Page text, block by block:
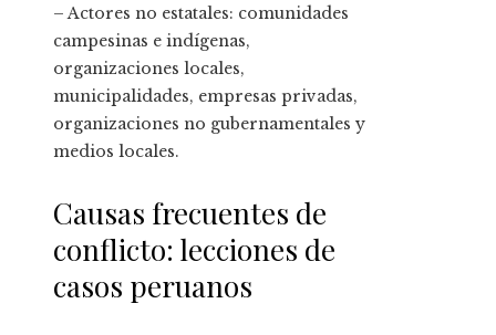
– Actores no estatales: comunidades
campesinas e indígenas,
organizaciones locales,
municipalidades, empresas privadas,
organizaciones no gubernamentales y
medios locales.
Causas frecuentes de
conflicto: lecciones de
casos peruanos